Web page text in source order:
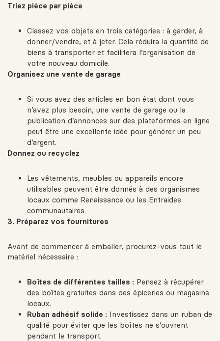
Triez pièce par pièce
Classez vos objets en trois catégories : à garder, à
donner/vendre, et à jeter. Cela réduira la quantité de
biens à transporter et facilitera l’organisation de
votre nouveau domicile.
Organisez une vente de garage
Si vous avez des articles en bon état dont vous
n’avez plus besoin, une vente de garage ou la
publication d’annonces sur des plateformes en ligne
peut être une excellente idée pour générer un peu
d’argent.
Donnez ou recyclez
Les vêtements, meubles ou appareils encore
utilisables peuvent être donnés à des organismes
locaux comme Renaissance ou les Entraides
communautaires.
3. Préparez vos fournitures
Avant de commencer à emballer, procurez-vous tout le
matériel nécessaire :
Boîtes de différentes tailles : Pensez à récupérer
des boîtes gratuites dans des épiceries ou magasins
locaux.
Ruban adhésif solide : Investissez dans un ruban de
qualité pour éviter que les boîtes ne s’ouvrent
pendant le transport.